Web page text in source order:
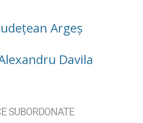
Argeș
Davila
SUBORDONATE